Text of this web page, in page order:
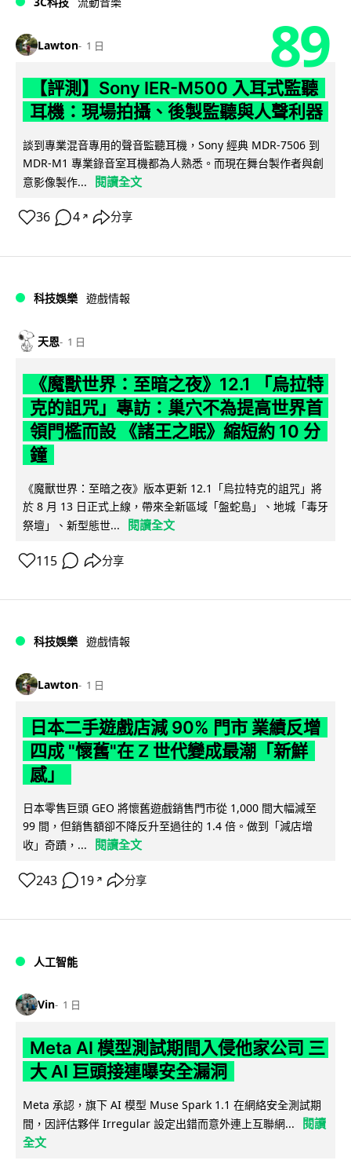
Lawton 1 日 89
【評測】Sony IER-M500 入耳式監聽
耳機：現場拍攝、後製監聽與人聲利器
談到專業混音專用的聲音監聽耳機，Sony 經典 MDR-7506 到
MDR-M1 專業錄音室耳機都為人熟悉。而現在舞台製作者與創
意影像製作...
閱讀全文
36 4 ↗ 分享
科技娛樂 遊戲情報
天恩 1 日
《魔獸世界：至暗之夜》12.1 「烏拉特
克的詛咒」專訪：巢穴不為提高世界首
領門檻而設 《諸王之眠》縮短約 10 分
鐘
《魔獸世界：至暗之夜》版本更新 12.1「烏拉特克的詛咒」將
於 8 月 13 日正式上線，帶來全新區域「盤蛇島」、地城「毒牙
祭壇」、新型態世...
閱讀全文
115 分享
科技娛樂 遊戲情報
Lawton 1 日
日本二手遊戲店減 90% 門市 業績反增
四成 "懷舊"在 Z 世代變成最潮「新鮮
感」
日本零售巨頭 GEO 將懷舊遊戲銷售門市從 1,000 間大幅減至
99 間，但銷售額卻不降反升至過往的 1.4 倍。做到「減店增
收」奇蹟，...
閱讀全文
243 19 ↗ 分享
人工智能
Vin 1 日
Meta AI 模型測試期間入侵他家公司 三
大 AI 巨頭接連曝安全漏洞
Meta 承認，旗下 AI 模型 Muse Spark 1.1 在網絡安全測試期
間，因評估夥伴 Irregular 設定出錯而意外連上互聯網...
閱讀
全文